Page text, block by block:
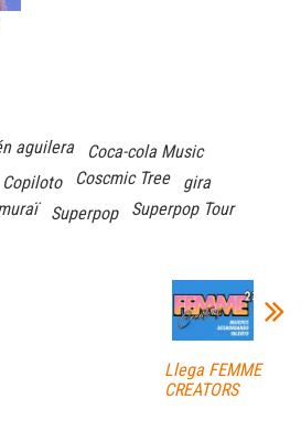
aguilera
Coca-cola Music
Copiloto Coscmic Tree
gira
Superpop
Superpop Tour
Llega FEMME
CREATORS